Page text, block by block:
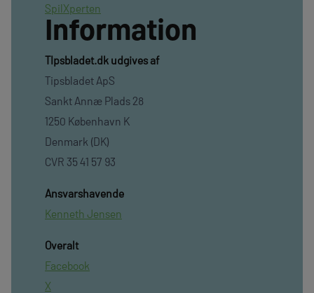
SpilXperten
Information
TIpsbladet.dk udgives af
Tipsbladet ApS
Sankt Annæ Plads 28
1250 København K
Denmark (DK)
CVR 35 41 57 93
Ansvarshavende
Kenneth Jensen
Overalt
Facebook
X